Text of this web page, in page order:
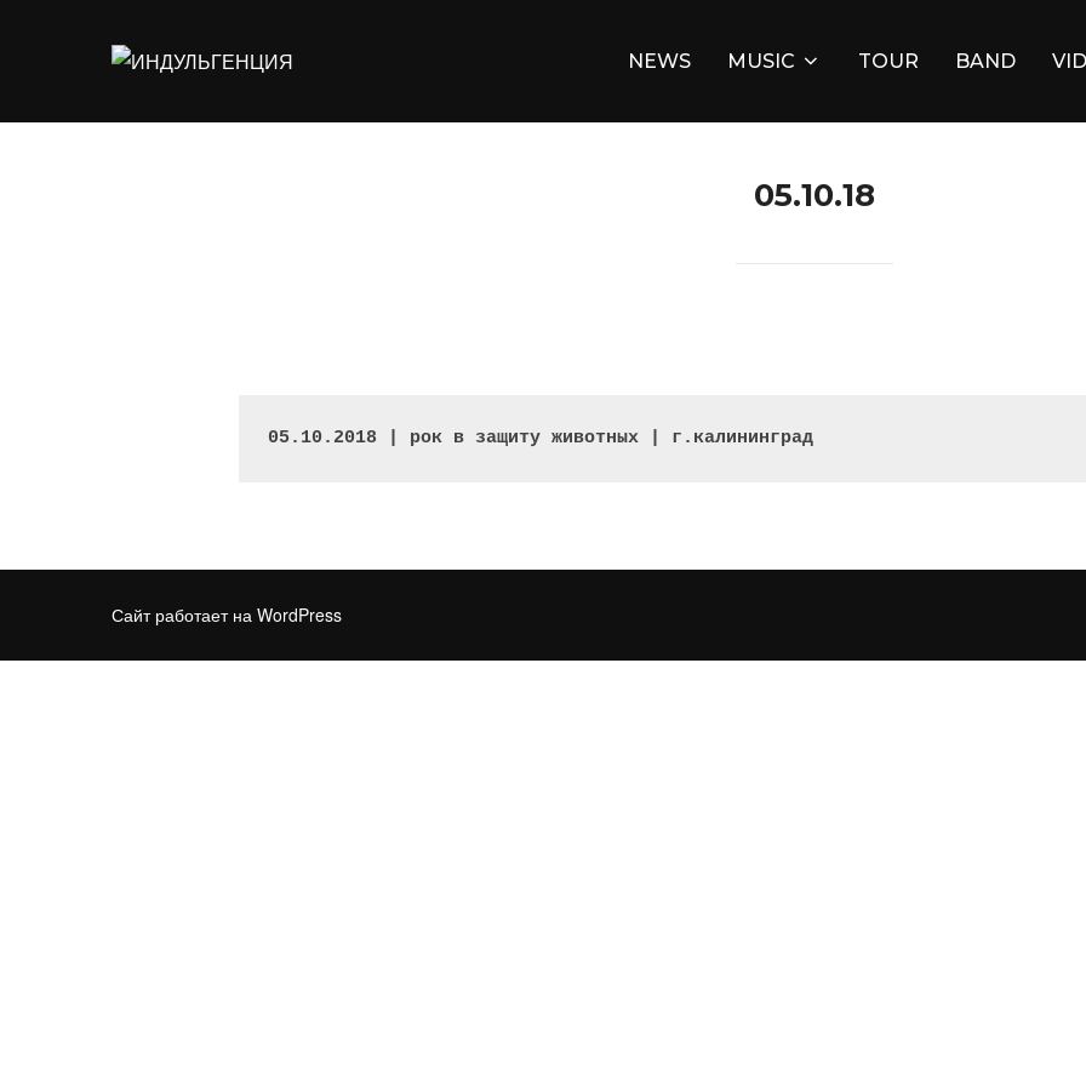
NEWS MUSIC TOUR BAND
05.10.18
05.10.2018 | рок в защиту животных | г.калининград
Сайт работает на WordPress